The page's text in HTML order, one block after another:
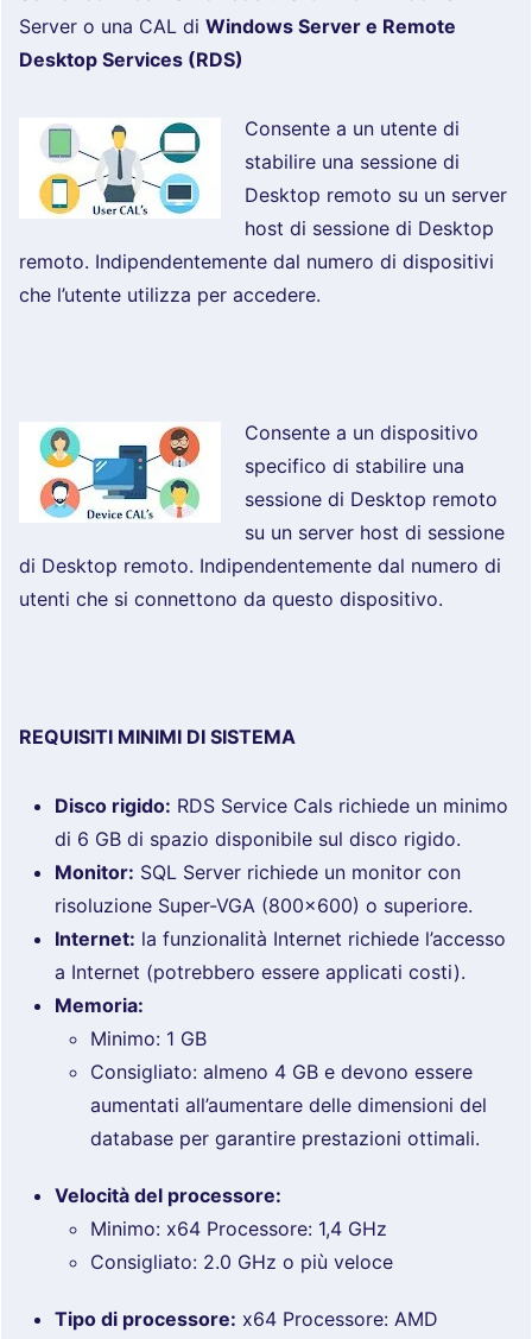
Server o una CAL di Windows Server e Remote
Desktop Services (RDS)
Consente a un utente di
stabilire una sessione di
Desktop remoto su un server
host di sessione di Desktop
remoto. Indipendentemente dal numero di dispositivi
che l’utente utilizza per accedere.
Consente a un dispositivo
specifico di stabilire una
sessione di Desktop remoto
su un server host di sessione
di Desktop remoto. Indipendentemente dal numero di
utenti che si connettono da questo dispositivo.
REQUISITI MINIMI DI SISTEMA
Disco rigido: RDS Service Cals richiede un minimo
di 6 GB di spazio disponibile sul disco rigido.
Monitor: SQL Server richiede un monitor con
risoluzione Super-VGA (800×600) o superiore.
Internet: la funzionalità Internet richiede l’accesso
a Internet (potrebbero essere applicati costi).
Memoria:
Minimo: 1 GB
Consigliato: almeno 4 GB e devono essere
aumentati all’aumentare delle dimensioni del
database per garantire prestazioni ottimali.
Velocità del processore:
Minimo: x64 Processore: 1,4 GHz
Consigliato: 2.0 GHz o più veloce
Tipo di processore: x64 Processore: AMD